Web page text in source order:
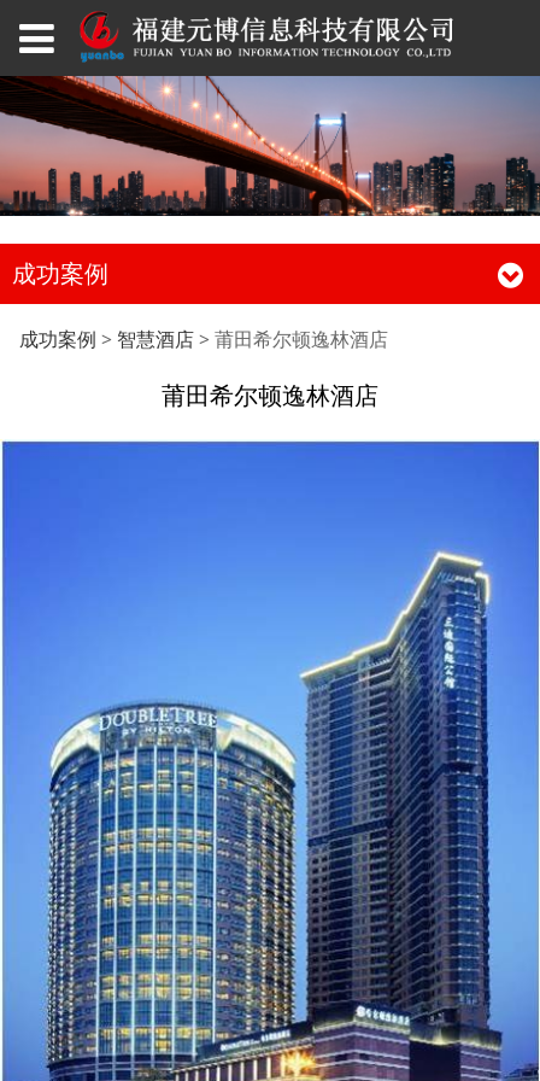
成功案例
莆田希尔顿逸林酒店
成功案例 > 智慧酒店> 莆田希尔顿逸林酒店
莆田希尔顿逸林酒店